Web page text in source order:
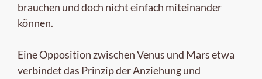
brauchen und doch nicht einfach miteinander
können.
Eine Opposition zwischen Venus und Mars etwa
verbindet das Prinzip der Anziehung und